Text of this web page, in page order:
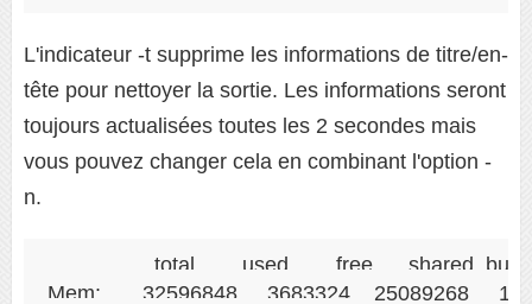
L'indicateur -t supprime les informations de titre/en-
tête pour nettoyer la sortie. Les informations seront
toujours actualisées toutes les 2 secondes mais
vous pouvez changer cela en combinant l'option -
n.
total        used        free      shared
Mem:       32596848     3683324    25089268